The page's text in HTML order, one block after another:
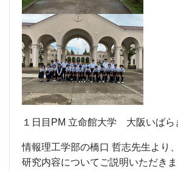
１日目PM 立命館大学 大阪いばら
情報理工学部の橋口 哲志先生より
研究内容についてご説明いただき